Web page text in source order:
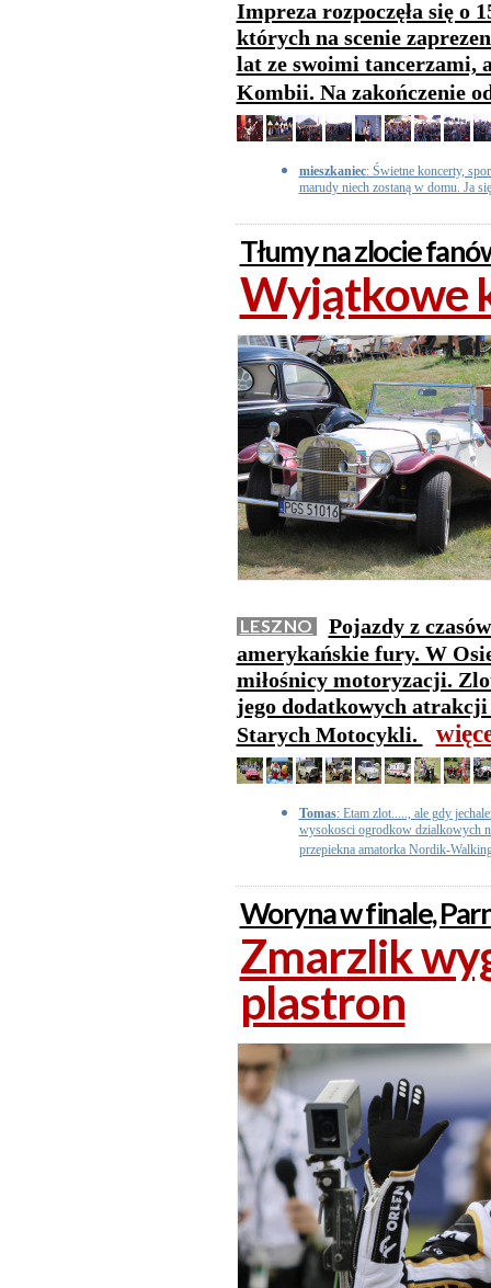
Impreza rozpoczęła się o
których na scenie
lat ze swoimi tancerzami,
Kombii. Na zakończenie
mieszkaniec: Świetne koncerty,
marudy niech zostaną w domu. Ja
Tłumy na zlocie
Wyjątkowe
LESZNO
Pojazdy z
amerykańskie fury. W
miłośnicy motoryzacji.
jego dodatkowych
Starych Motocykli.
Tomas: Etam zlot....., ale gdy
wysokosci ogrodkow dzialkowych
przepiekna amatorka Nordik-
Woryna w finale,
Zmarzlik
plastron